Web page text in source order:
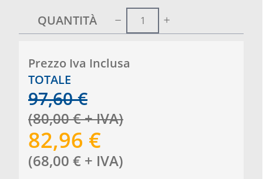
QUANTITÀ
Prezzo Iva Inclusa
TOTALE
97,60 €
(80,00€+ IVA)
82,96 €
(68,00 € + IVA)